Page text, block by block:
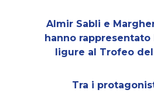
Almir Sabli e
hanno rappresentato
ligure al Trofeo
Tra i